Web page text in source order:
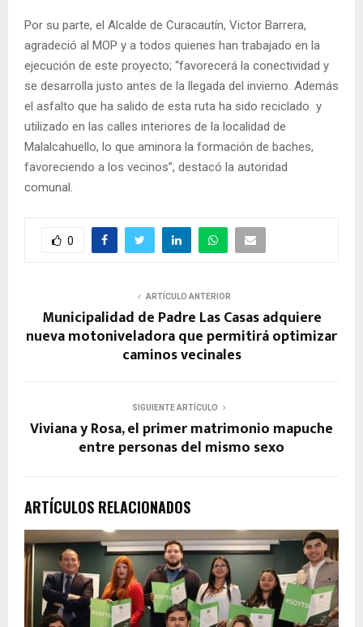
Por su parte, el Alcalde de Curacautín, Victor Barrera,
agradeció al MOP y a todos quienes han trabajado en la
ejecución de este proyecto; “favorecerá la conectividad y
se desarrolla justo antes de la llegada del invierno. Además
el asfalto que ha salido de esta ruta ha sido reciclado y
utilizado en las calles interiores de la localidad de
Malalcahuello, lo que aminora la formación de baches,
favoreciendo a los vecinos”, destacó la autoridad
comunal.
0
ARTÍCULO ANTERIOR
Municipalidad de Padre Las Casas adquiere
nueva motoniveladora que permitirá optimizar
caminos vecinales
SIGUIENTE ARTÍCULO
Viviana y Rosa, el primer matrimonio mapuche
entre personas del mismo sexo
ARTÍCULOS RELACIONADOS